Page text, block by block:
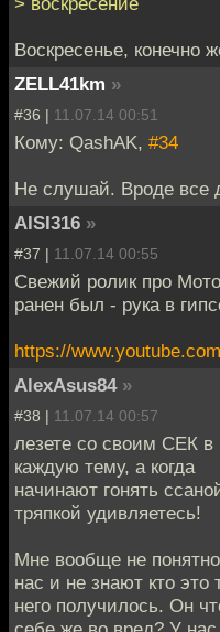
Воскресенье, конечно
ZELL41km »
#36 | 11.07.14 00:51
Кому: QashAK, #34
Не слушай. Вроде все
AISI316 »
#37 | 11.07.14 00:55
Свежий ролик про
ранен был - рука в
https://
AlexAsus84 »
#38 | 11.07.14 00:57
лезете со своим СЕК в
каждую тему, а когда
начинают гонять
тряпкой удивляетесь!
Мне вообще не
нас и не знают кто это
него получилось. Он